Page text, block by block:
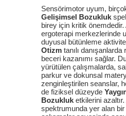
Sensörimotor uyum,
Gelişimsel Bozukluk
birey için kritik önemdedir.
ergoterapi merkezlerinde
duyusal bütünleme
Otizm tanılı
beceri kazanımı sağlar.
yürütülen çalışmalarda,
parkur ve dokunsal
zenginleştirilen seanslar,
de fiziksel düzeyde
Bozukluk etkilerini azaltır.
spektrumunda yer alan